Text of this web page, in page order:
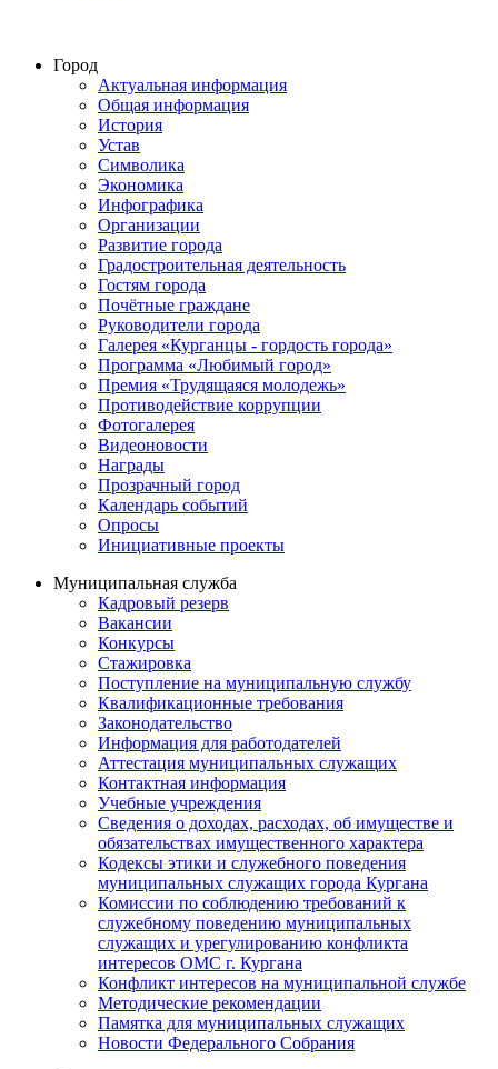
Город
Актуальная информация
Общая информация
История
Устав
Символика
Экономика
Инфографика
Организации
Развитие города
Градостроительная деятельность
Гостям города
Почётные граждане
Руководители города
Галерея «Курганцы - гордость города»
Программа «Любимый город»
Премия «Трудящаяся молодежь»
Противодействие коррупции
Фотогалерея
Видеоновости
Награды
Прозрачный город
Календарь событий
Опросы
Инициативные проекты
Муниципальная служба
Кадровый резерв
Вакансии
Конкурсы
Стажировка
Поступление на муниципальную службу
Квалификационные требования
Законодательство
Информация для работодателей
Аттестация муниципальных служащих
Контактная информация
Учебные учреждения
Сведения о доходах, расходах, об имуществе и
обязательствах имущественного характера
Кодексы этики и служебного поведения
муниципальных служащих города Кургана
Комиссии по соблюдению требований к
служебному поведению муниципальных
служащих и урегулированию конфликта
интересов ОМС г. Кургана
Конфликт интересов на муниципальной службе
Методические рекомендации
Памятка для муниципальных служащих
Новости Федерального Cобрания